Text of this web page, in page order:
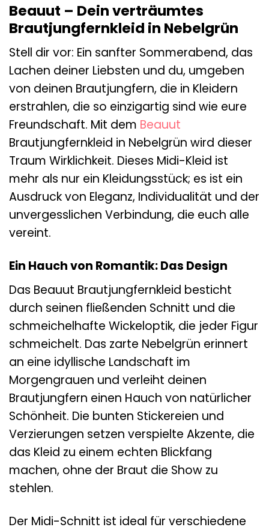
Beauut – Dein verträumtes
Brautjungfernkleid in Nebelgrün
Stell dir vor: Ein sanfter Sommerabend, das
Lachen deiner Liebsten und du, umgeben
von deinen Brautjungfern, die in Kleidern
erstrahlen, die so einzigartig sind wie eure
Freundschaft. Mit dem Beauut
Brautjungfernkleid in Nebelgrün wird dieser
Traum Wirklichkeit. Dieses Midi-Kleid ist
mehr als nur ein Kleidungsstück; es ist ein
Ausdruck von Eleganz, Individualität und der
unvergesslichen Verbindung, die euch alle
vereint.
Ein Hauch von Romantik: Das Design
Das Beauut Brautjungfernkleid besticht
durch seinen fließenden Schnitt und die
schmeichelhafte Wickeloptik, die jeder Figur
schmeichelt. Das zarte Nebelgrün erinnert
an eine idyllische Landschaft im
Morgengrauen und verleiht deinen
Brautjungfern einen Hauch von natürlicher
Schönheit. Die bunten Stickereien und
Verzierungen setzen verspielte Akzente, die
das Kleid zu einem echten Blickfang
machen, ohne der Braut die Show zu
stehlen.
Der Midi-Schnitt ist ideal für verschiedene